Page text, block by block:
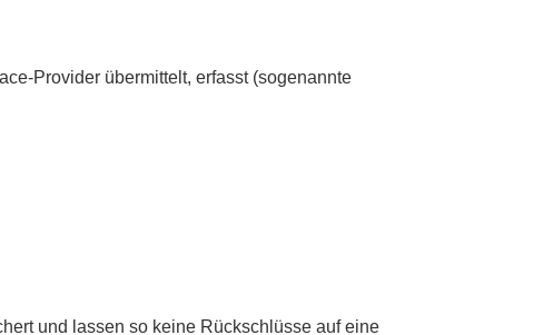
Provider übermittelt, erfasst (sogenannte
und lassen so keine Rückschlüsse auf eine